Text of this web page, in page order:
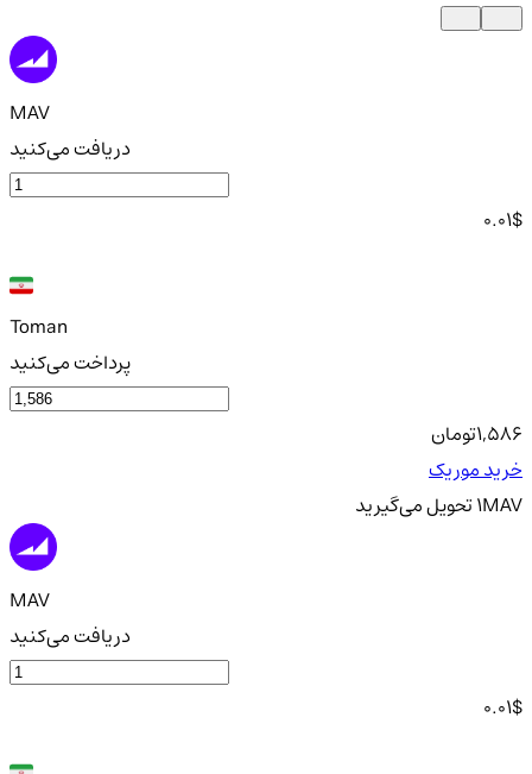
MAV
دریافت می‌کنید
0.01$
Toman
پرداخت می‌کنید
1,586تومان
خرید موریک
1MAVتحویلمی‌گیرید
MAV
دریافت می‌کنید
0.01$